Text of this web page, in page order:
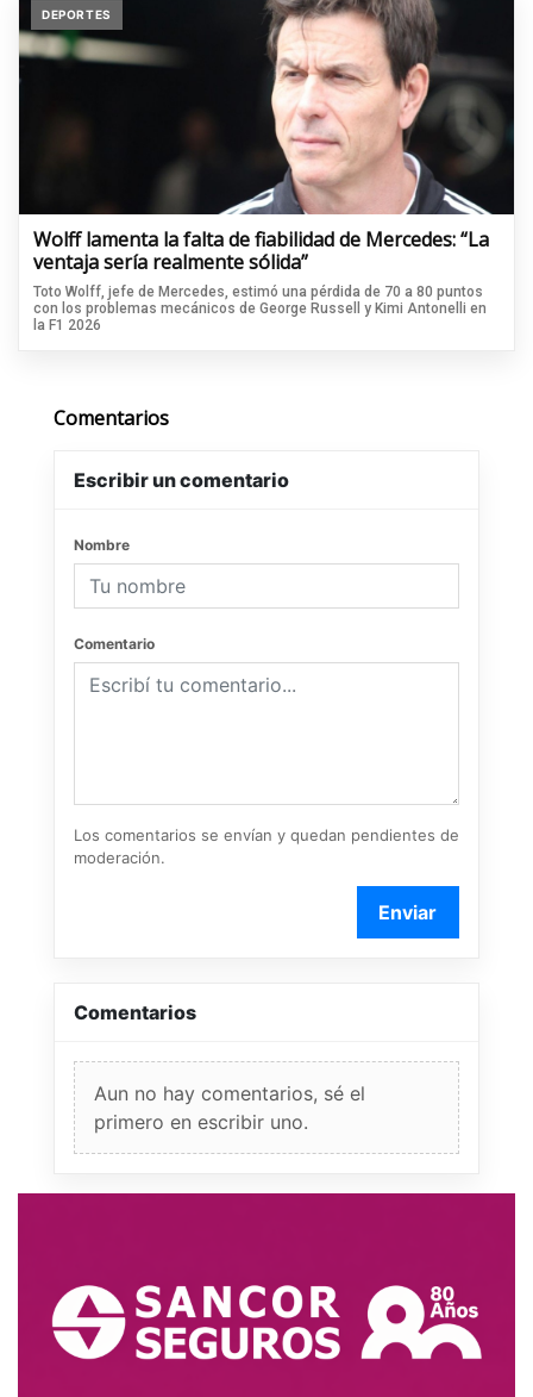
DEPORTES
Wolff lamenta la falta de fiabilidad de Mercedes: “La
ventaja sería realmente sólida”
Toto Wolff, jefe de Mercedes, estimó una pérdida de 70 a 80 puntos
con los problemas mecánicos de George Russell y Kimi Antonelli en
la F1 2026
Comentarios
Escribir un comentario
Nombre
Comentario
Los comentarios se envían y quedan pendientes de
moderación.
Enviar
Comentarios
Aun no hay comentarios, sé el
primero en escribir uno.